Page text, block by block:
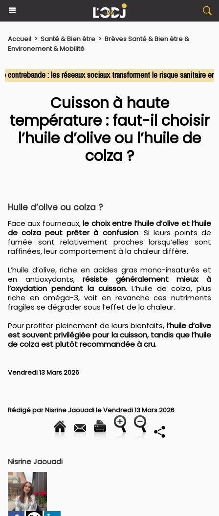
Accueil > Santé & Bien être > Brèves Santé & Bien être &
Environement & Mobilité
: les réseaux sociaux transforment le risque sanitaire en
Cuisson à haute
température : faut-il choisir
l’huile d’olive ou l’huile de
colza ?
Huile d’olive ou colza ?
Face aux fourneaux,le choix entre l’huile d’olive et l’huile
de colza peut prêter à confusion. Si leurs points de
fumée sont relativement proches lorsqu’elles sont
raffinées, leur comportement à la chaleur diffère.
L’huile d’olive, riche en acides gras mono-insaturés et
en antioxydants,résiste généralement mieux à
l’oxydation pendant la cuisson. L’huile de colza, plus
riche en oméga-3, voit en revanche ces nutriments
fragiles se dégrader sous l’effet de la chaleur.
Pour profiter pleinement de leurs bienfaits, l’huile d’olive
est souvent privilégiée pour la cuisson, tandis que l’huile
de colza est plutôt recommandée à cru.
Vendredi 13 Mars 2026
Rédigé parNisrine Jaouadile Vendredi 13 Mars 2026
Nisrine Jaouadi